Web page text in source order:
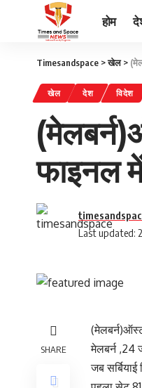
होम
Timesandspace >खेल>
खेल देश विदेश
फाइनल
Last updated:
SHARE
मेलबर्न ,24
जब